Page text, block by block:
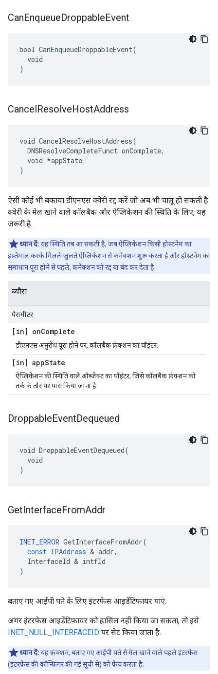
CanEnqueueDroppableEvent
bool CanEnqueueDroppableEvent(
  void
)
CancelResolveHostAddress
void CancelResolveHostAddress(
  DNSResolveCompleteFunct onComplete,
  void *appState
)
ऐसी कोई भी बकाया डीएनएस क्वेरी रद्द करें जो अब भी चालू हो सकती है.
क्वेरी के मेल खाने वाले कॉलबैक और ऐप्लिकेशन की स्थिति के लिए, यह
ज़रूरी है.
ध्यान दें: यह स्थिति तब आ सकती है, जब ऐप्लिकेशन किसी होस्टनेम का
इस्तेमाल करके मिलते-जुलते ऐप्लिकेशन से कनेक्शन शुरू करता है और होस्टनेम का
समाधान पूरा होने से पहले, कनेक्शन को रद्द या बंद कर देता है.
ब्यौरा
पैरामीटर
[in] onComplete
डीएनएस अनुरोध पूरा होने पर, कॉलबैक फ़ंक्शन का पॉइंटर.
[in] appState
ऐप्लिकेशन की स्थिति वाले ऑब्जेक्ट का पॉइंटर, जिसे कॉलबैक फ़ंक्शन को
तर्क के तौर पर पास किया जाना है.
DroppableEventDequeued
void DroppableEventDequeued(
  void
)
GetInterfaceFromAddr
INET_ERROR GetInterfaceFromAddr(
const IPAddress & addr,
InterfaceId & intfId
)
बताए गए आईपी पते के लिए इंटरफ़ेस आइडेंटिफ़ायर पाएं.
अगर इंटरफ़ेस आइडेंटिफ़ायर को हासिल नहीं किया जा सकता, तो इसे
INET_NULL_INTERFACEID पर सेट किया जाता है.
ध्यान दें: यह फ़ंक्शन, बताए गए आईपी पते से मेल खाने वाले पहले इंटरफ़ेस
(इंटरफ़ेस की कॉन्फ़िगर की गई सूची से) को फ़ेच करता है.